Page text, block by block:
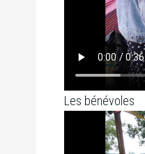
Les bénévoles